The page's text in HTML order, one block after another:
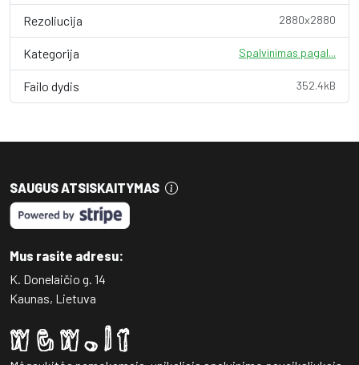
Rezoliucija 2880x2880
Kategorija Spalvinimas pagal...
Failo dydis 352.4kB
SAUGUS ATSISKAITYMAS
Mus rasite adresu:
K. Donelaičio g. 14
Kaunas, Lietuva